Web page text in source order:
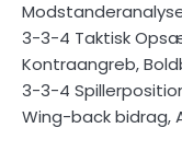
3-3-4 Taktisk
Kontraangreb,
3-3-4
Wing-back bidrag,